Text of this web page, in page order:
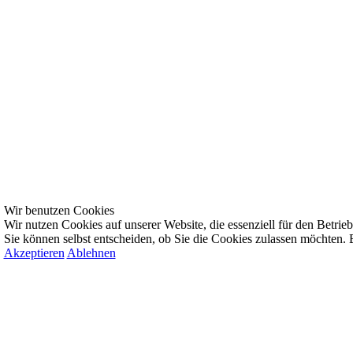
Wir benutzen Cookies
Wir nutzen Cookies auf unserer Website, die essenziell für den
Sie können selbst entscheiden, ob Sie die Cookies zulassen
Akzeptieren Ablehnen